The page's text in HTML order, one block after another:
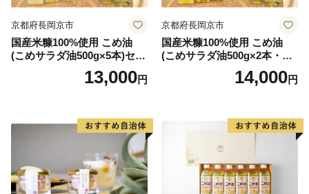
▼隈研吾氏デザイン 職人が1つ1つ手作りしたシンプル
なTSUMIKI（つみき）
▼諸塚村の自然を感じられる宿泊体験
▼明治から受け継がれる、幻の焼酎
京都府長岡京市
国産米糠100%使用 こめ油
(こめサラダ油500g×5本)セッ
13,000円
京都府長岡京市
国産米糠100%使用 こめ油
(こめサラダ油500g×2本・こ
め胚芽油500g×3本)セット [1
14,000円